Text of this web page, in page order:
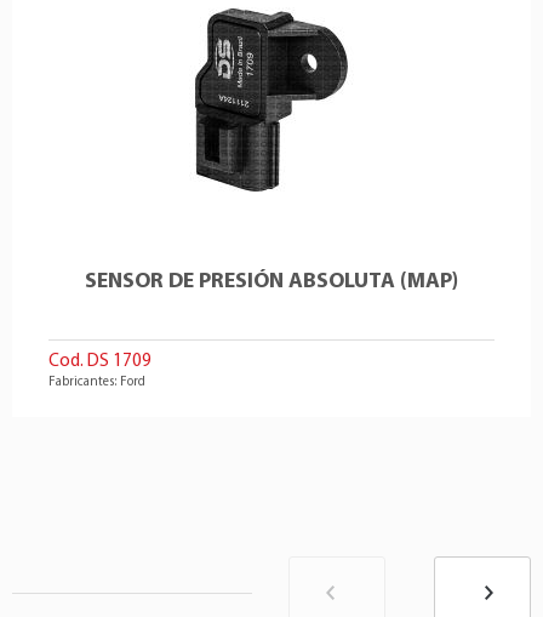
SENSOR DE PRESIÓN ABSOLUTA (MAP)
Cod. DS 1709
Fabricantes: Ford